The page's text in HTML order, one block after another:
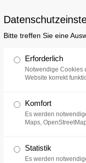
Sammlung
Me" findet vom 12.
Bitte treffen Sie eine
Erforderlich
Notwendige Cookies
Website korrekt
Komfort
Es werden
Maps,
Statistik
Es werden